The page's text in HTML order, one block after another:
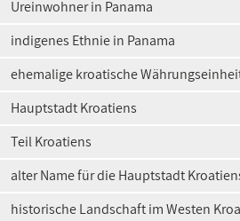
Ureinwohner in Panama
indigenes Ethnie in Panama
ehemalige kroatische
Hauptstadt Kroatiens
Teil Kroatiens
alter Name für die Hauptstadt
historische Landschaft im Westen